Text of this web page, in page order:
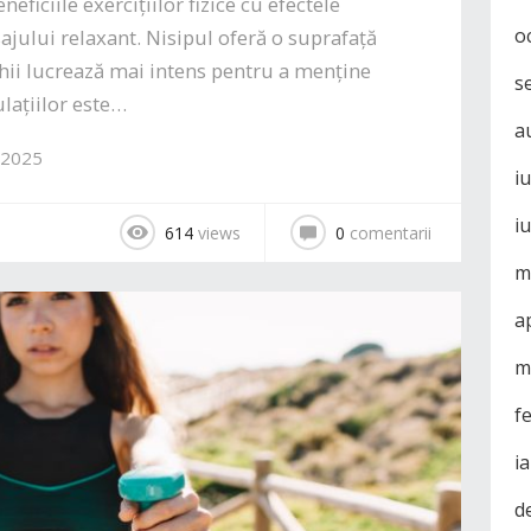
relaxant. Nisipul oferă o suprafață
lucrează mai intens pentru a menține
este…
614 views 0 comentarii